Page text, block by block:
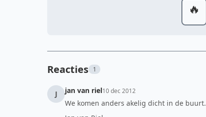
🔥
Reacties 1
J jan van riel10 dec 2012
We komen anders akelig dicht in de buurt.